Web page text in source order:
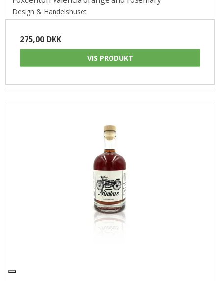
Design & Handelshuset
275,00 DKK
VIS PRODUKT